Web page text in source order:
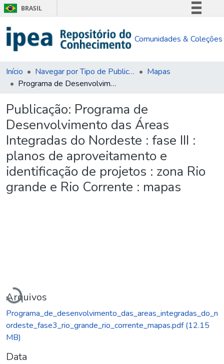
BRASIL
Comunica BR
Acesso à informação
Comunidades & Coleções
Início Navegar por Tipo de Publicação
Mapas
Programa de Desenvolvimento das Áreas Integradas do Nordeste : fase III : planos de aproveitamento e identificação de projetos : zona Rio grande e Rio Corrente : mapas
Publicação: Programa de
Desenvolvimento das Áreas
Integradas do Nordeste : fase III :
planos de aproveitamento e
identificação de projetos : zona Rio
grande e Rio Corrente : mapas
Carregando...
Arquivos
Programa_de_desenvolvimento_das_areas_integradas_do_n
ordeste_fase3_rio_grande_rio_corrente_mapas.pdf(12.15
MB)
Data